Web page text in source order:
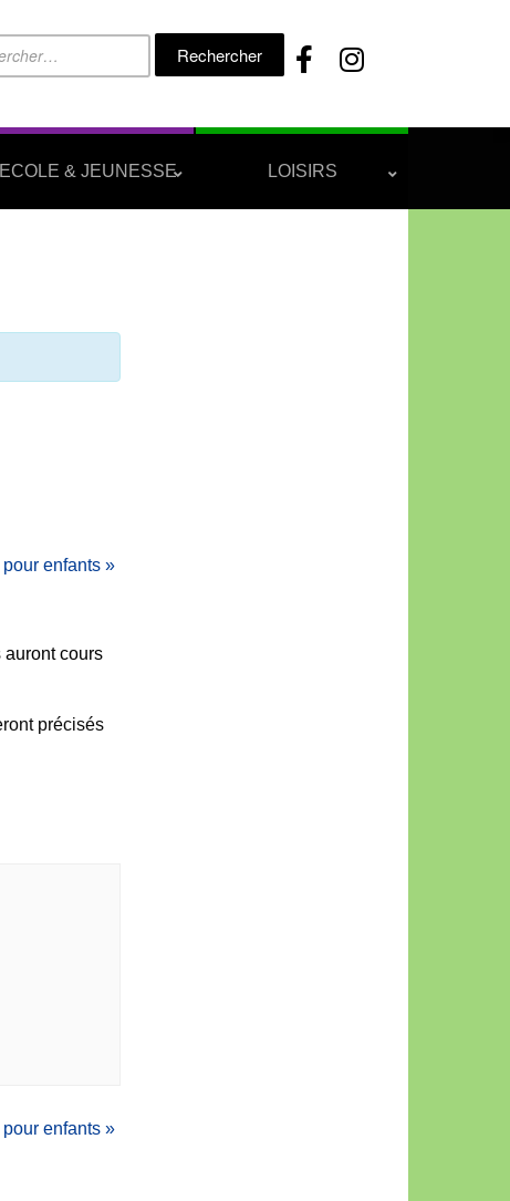
Rechercher :
ECOLE & JEUNESSE LOISIRS
enfants »
auront cours
précisés
enfants »